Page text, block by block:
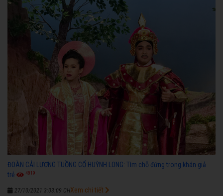
ĐOÀN CẢI LƯƠNG TUỒNG CỔ HUỲNH LONG: Tìm chỗ đứng trong khán giả
trẻ
4819
27/10/2021 3:03:09 CHXem chi tiết